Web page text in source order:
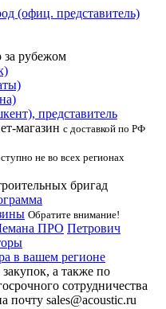
(офиц. представитель)
рубежом
представитель
магазин с доставкой по РФ
не во всех регионах
бригад
Обратите внимание!
ПРО Петрович
в вашем регионе
а также по
сотрудничества
почту sales@acoustic.ru